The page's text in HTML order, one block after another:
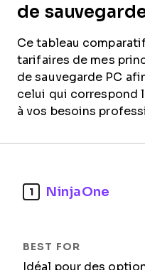
de
Ce tableau
tarifaires de mes
de sauvegarde PC
celui qui correspond
à vos besoins
1 NinjaOne
Idéal pour des